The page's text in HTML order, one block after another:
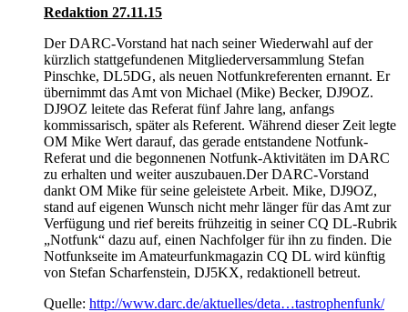
Redaktion 27.11.15
Der DARC-Vorstand hat nach seiner Wiederwahl auf der
kürzlich stattgefundenen Mitgliederversammlung Stefan
Pinschke, DL5DG, als neuen Notfunkreferenten ernannt. Er
übernimmt das Amt von Michael (Mike) Becker, DJ9OZ.
DJ9OZ leitete das Referat fünf Jahre lang, anfangs
kommissarisch, später als Referent. Während dieser Zeit legte
OM Mike Wert darauf, das gerade entstandene Notfunk-
Referat und die begonnenen Notfunk-Aktivitäten im DARC
zu erhalten und weiter auszubauen.Der DARC-Vorstand
dankt OM Mike für seine geleistete Arbeit. Mike, DJ9OZ,
stand auf eigenen Wunsch nicht mehr länger für das Amt zur
Verfügung und rief bereits frühzeitig in seiner CQ DL-Rubrik
„Notfunk“ dazu auf, einen Nachfolger für ihn zu finden. Die
Notfunkseite im Amateurfunkmagazin CQ DL wird künftig
von Stefan Scharfenstein, DJ5KX, redaktionell betreut.
Quelle: http://www.darc.de/aktuelles/deta…tastrophenfunk/